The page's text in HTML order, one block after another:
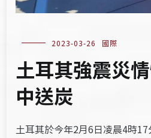
2023-03-26 國際
土耳其強震災
中送炭
土耳其於今年2月6日凌晨4時